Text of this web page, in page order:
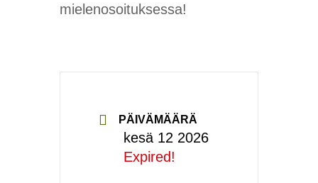
mielenosoituksessa!
PÄIVÄMÄÄRÄ
kesä 12 2026
Expired!